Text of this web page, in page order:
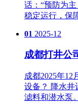
话：‌“预防为
稳定运行，保
01 2025-12
成都打井公
成都2025年
设备？ 降水井
滤料和潜水泵。